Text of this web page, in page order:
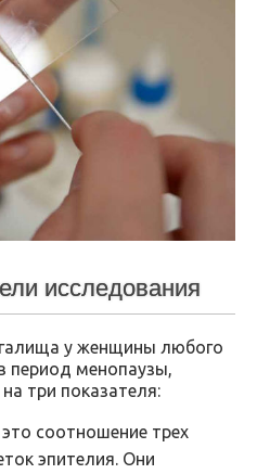
исследования
у женщины любого
период менопаузы,
три показателя:
это соотношение трех
эпителия. Они